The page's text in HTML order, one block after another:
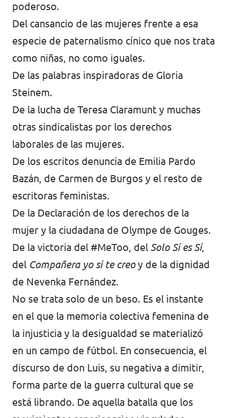
poderoso.
Del cansancio de las mujeres frente a esa
especie de paternalismo cínico que nos trata
como niñas, no como iguales.
De las palabras inspiradoras de Gloria
Steinem.
De la lucha de Teresa Claramunt y muchas
otras sindicalistas por los derechos
laborales de las mujeres.
De los escritos denuncia de Emilia Pardo
Bazán, de Carmen de Burgos y el resto de
escritoras feministas.
De la Declaración de los derechos de la
mujer y la ciudadana de Olympe de Gouges.
De la victoria del #MeToo, del Solo Sí es Sí,
del Compañera yo sí te creoy de la dignidad
de Nevenka Fernández.
No se trata solo de un beso. Es el instante
en el que la memoria colectiva femenina de
la injusticia y la desigualdad se materializó
en un campo de fútbol. En consecuencia, el
discurso de don Luis, su negativa a dimitir,
forma parte de la guerra cultural que se
está librando. De aquella batalla que los